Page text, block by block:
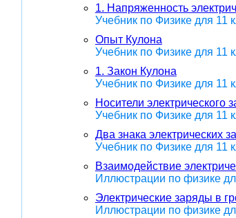
1. Напряженность
Учебник по Физике для 11
Опыт Кулона
Учебник по Физике для 11
1. Закон Кулона
Учебник по Физике для 11
Носители электрического
Учебник по Физике для 11
Два знака электрических
Учебник по Физике для 11
Взаимодействие
Иллюстрации по физике
Электрические заряды в
Иллюстрации по физике